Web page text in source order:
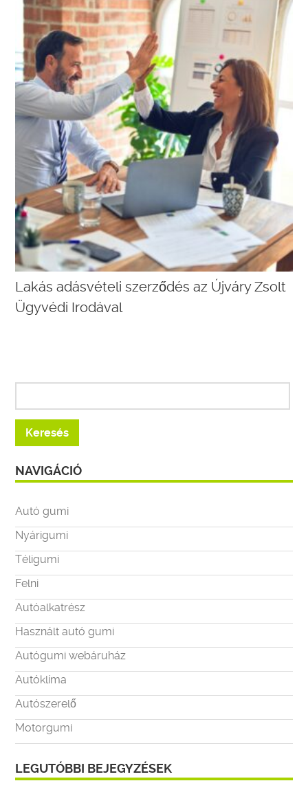
Lakás adásvételi szerződés az Újváry Zsolt
Ügyvédi Irodával
NAVIGÁCIÓ
Autó gumi
Nyárigumi
Téligumi
Felni
Autóalkatrész
Használt autó gumi
Autógumi webáruház
Autóklíma
Autószerelő
Motorgumi
LEGUTÓBBI BEJEGYZÉSEK